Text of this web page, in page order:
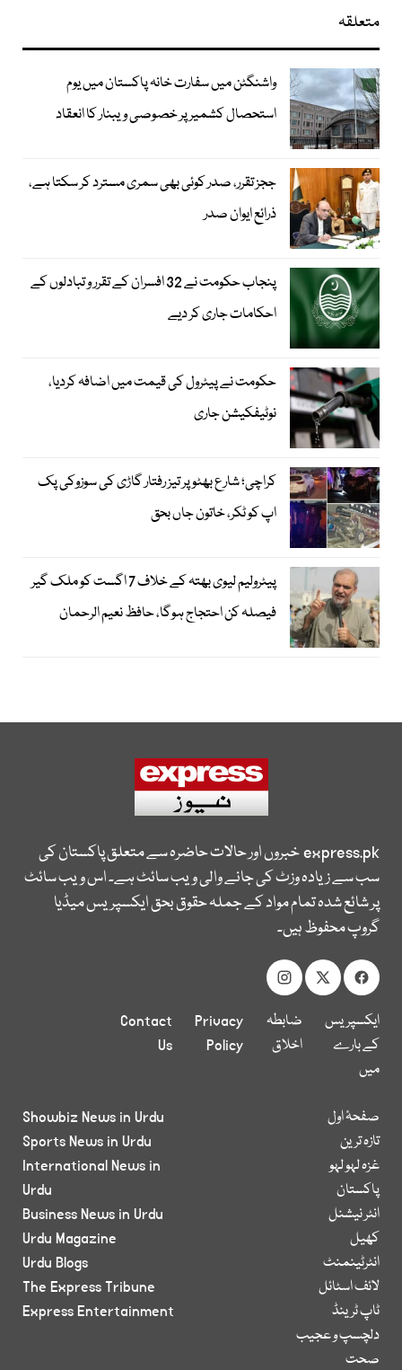
متعلقہ
واشنگٹن میں سفارت خانہ پاکستان میں یوم
استحصال کشمیر پر خصوصی ویبنار کا انعقاد
ججز تقرر، صدر کوئی بھی سمری مسترد کر سکتا ہے،
ذرائع ایوان صدر
پنجاب حکومت نے 32 افسران کے تقرر و تبادلوں کے
احکامات جاری کر دیے
حکومت نے پیٹرول کی قیمت میں اضافہ کردیا،
نوٹیفکیشن جاری
کراچی؛ شارع بھٹو پر تیز رفتار گاڑی کی سوزوکی پک
اپ کو ٹکر، خاتون جاں بحق
پیٹرولیم لیوی بھتہ کے خلاف 7 اگست کو ملک گیر
فیصلہ کن احتجاج ہوگا، حافظ نعیم الرحمان
express.pkخبروں اور حالات حاضرہ سے متعلق پاکستان کی
سب سے زیادہ وزٹ کی جانے والی ویب سائٹ ہے۔ اس ویب سائٹ
پر شائع شدہ تمام مواد کے جملہ حقوق بحق ایکسپریس میڈیا
گروپ محفوظ ہیں۔
ایکسپریس
کے بارے
میں
ضابطہ
اخلاق
Privacy
Policy
Contact
Us
صفحۂ اول
تازہ ترین
غزہ لہو لہو
پاکستان
انٹر نیشنل
کھیل
انٹرٹینمنٹ
لائف اسٹائل
ٹاپ ٹرینڈ
دلچسپ و عجیب
صحت
Showbiz News in Urdu
Sports News in Urdu
International News in
Urdu
Business News in Urdu
Urdu Magazine
Urdu Blogs
The Express Tribune
Express Entertainment